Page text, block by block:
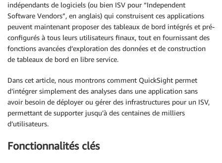
indépendants de logiciels (ou bien ISV pour “Independent
Software Vendors”, en anglais) qui construisent ces applications
peuvent maintenant proposer des tableaux de bord intégrés et pré-
configurés à tous leurs utilisateurs finaux, tout en fournissant des
fonctions avancées d’exploration des données et de construction
de tableaux de bord en libre service.
Dans cet article, nous montrons comment QuickSight permet
d’intégrer simplement des analyses dans une application sans
avoir besoin de déployer ou gérer des infrastructures pour un ISV,
permettant de supporter jusqu’à des centaines de milliers
d’utilisateurs.
Fonctionnalités clés